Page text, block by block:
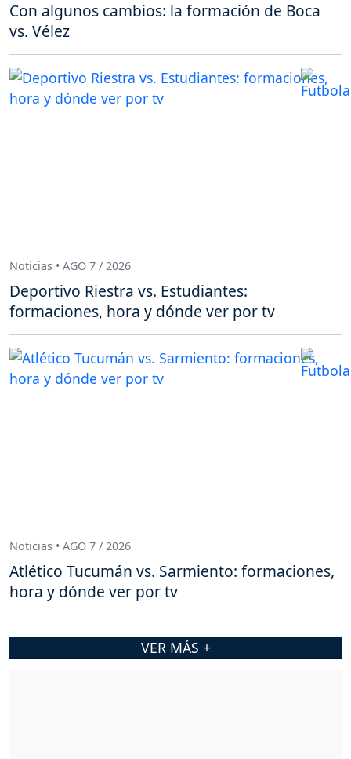
Con algunos cambios: la formación de Boca
vs. Vélez
Noticias • AGO 7 / 2026
Deportivo Riestra vs. Estudiantes:
formaciones, hora y dónde ver por tv
Noticias • AGO 7 / 2026
Atlético Tucumán vs. Sarmiento: formaciones,
hora y dónde ver por tv
VER MÁS +